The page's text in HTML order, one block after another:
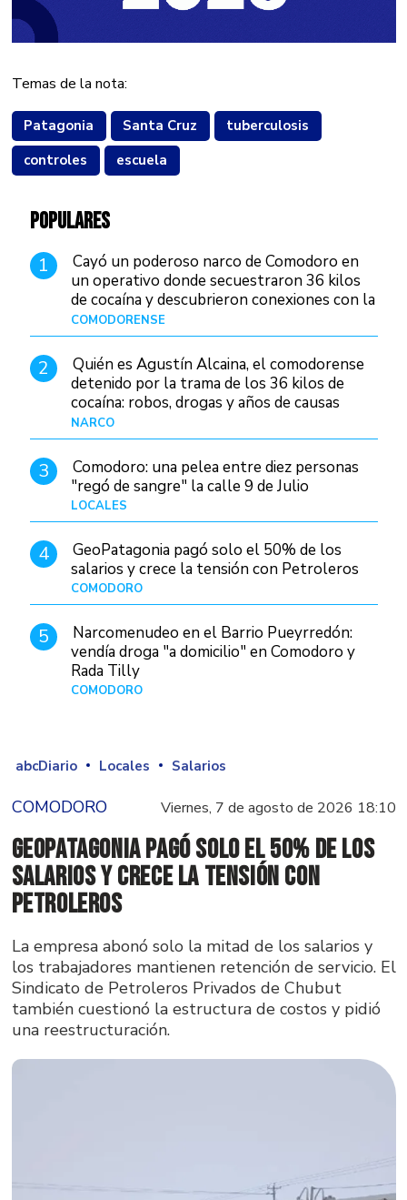
Temas de la nota:
Patagonia Santa Cruz
tuberculosis
controles
escuela
POPULARES
1
Cayó un poderoso narco de Comodoro en
un operativo donde secuestraron 36 kilos
de cocaína y descubrieron conexiones con la
Patagonia
COMODORENSE
2
Quién es Agustín Alcaina, el comodorense
detenido por la trama de los 36 kilos de
cocaína: robos, drogas y años de causas
judiciales
NARCO
3
Comodoro: una pelea entre diez personas
"regó de sangre" la calle 9 de Julio
LOCALES
4
GeoPatagonia pagó solo el 50% de los
salarios y crece la tensión con Petroleros
COMODORO
5
Narcomenudeo en el Barrio Pueyrredón:
vendía droga "a domicilio" en Comodoro y
Rada Tilly
COMODORO
abcDiario Locales Salarios
COMODORO Viernes, 7 de agosto de 2026 18:10
GeoPatagonia pagó solo el 50% de los
salarios y crece la tensión con
Petroleros
La empresa abonó solo la mitad de los salarios y
los trabajadores mantienen retención de servicio. El
Sindicato de Petroleros Privados de Chubut
también cuestionó la estructura de costos y pidió
una reestructuración.